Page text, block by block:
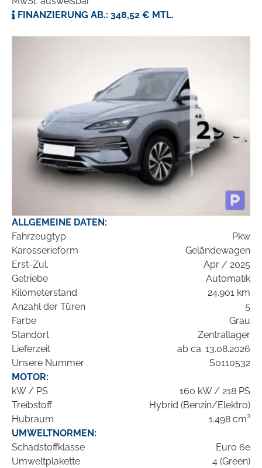
FINANZIERUNG AB.: 348,52 € MTL.
ALLGEMEINE DATEN:
Fahrzeugtyp
Pkw
Karosserieform
Geländewagen
Erst-Zul.
Apr / 2025
Getriebe
Automatik
Kilometerstand
24.901 km
Anzahl der Türen
5
Farbe
Grau
Standort
Zentrallager
Lieferzeit
ab ca. 13.08.2026
Unsere Nummer
S0110532
MOTOR:
kW / PS
160 kW / 218 PS
Treibstoff
Hybrid (Benzin/Elektro)
Hubraum
1.498 cm³
UMWELTNORMEN:
Schadstoffklasse
Euro 6e
Umweltplakette
4 (Green)